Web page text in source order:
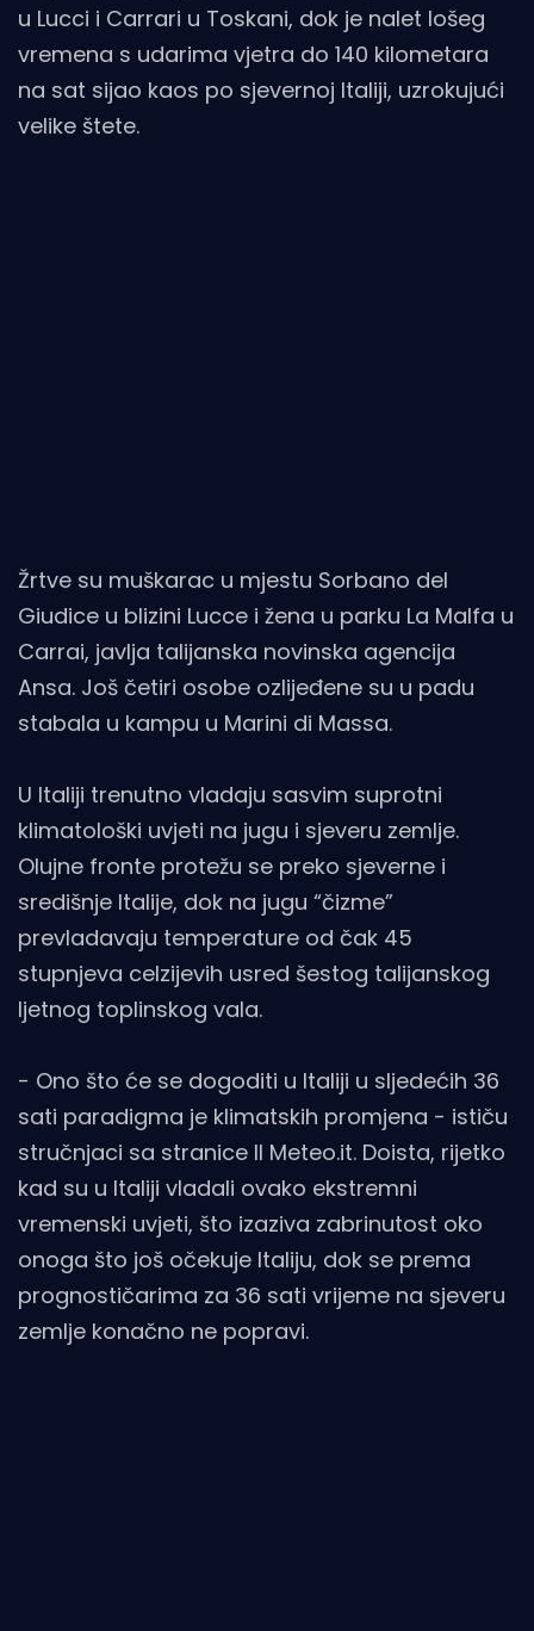
u Lucci i Carrari u Toskani, dok je nalet lošeg
vremena s udarima vjetra do 140 kilometara
na sat sijao kaos po sjevernoj Italiji, uzrokujući
velike štete.
Žrtve su muškarac u mjestu Sorbano del
Giudice u blizini Lucce i žena u parku La Malfa u
Carrai, javlja talijanska novinska agencija
Ansa. Još četiri osobe ozlijeđene su u padu
stabala u kampu u Marini di Massa.
U Italiji trenutno vladaju sasvim suprotni
klimatološki uvjeti na jugu i sjeveru zemlje.
Olujne fronte protežu se preko sjeverne i
središnje Italije, dok na jugu “čizme”
prevladavaju temperature od čak 45
stupnjeva celzijevih usred šestog talijanskog
ljetnog toplinskog vala.
- Ono što će se dogoditi u Italiji u sljedećih 36
sati paradigma je klimatskih promjena - ističu
stručnjaci sa stranice Il Meteo.it. Doista, rijetko
kad su u Italiji vladali ovako ekstremni
vremenski uvjeti, što izaziva zabrinutost oko
onoga što još očekuje Italiju, dok se prema
prognostičarima za 36 sati vrijeme na sjeveru
zemlje konačno ne popravi.